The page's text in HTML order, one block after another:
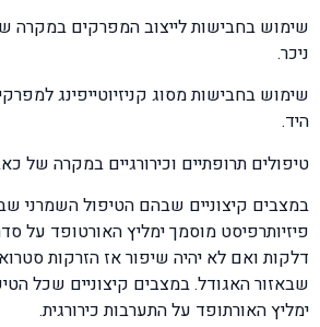
שימוש בחבישות לייצוב המפרקים במקרה
ניכר.
שימוש בחבישות מסוג קניזיוטייפינג
היד.
טיפולים תרופתיים וכירורגיים במקרה של
במצבים קיצוניים שבהם הטיפול השמרני
פיזיותרפיסט מוסמך ימליץ האורטופד על
דלקות ואם לא יהיה שיפור אז הזרקות
שבאזור האגודל. במצבים קיצוניים שכל
ימליץ האורתופד על התערבות כירורגית.